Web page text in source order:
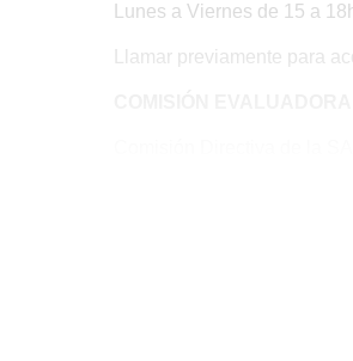
Lunes a Viernes de 15 a
Llamar previamente para